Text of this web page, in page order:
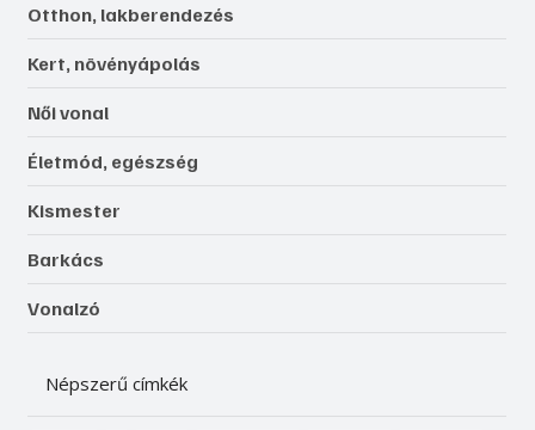
Otthon, lakberendezés
Kert, növényápolás
Női vonal
Életmód, egészség
Kismester
Barkács
Vonalzó
Népszerű címkék